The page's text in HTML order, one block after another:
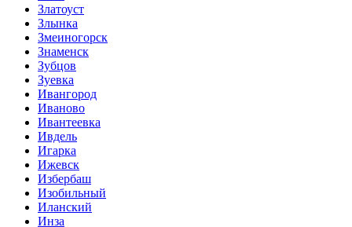
Златоуст
Злынка
Змеиногорск
Знаменск
Зубцов
Зуевка
Ивангород
Иваново
Ивантеевка
Ивдель
Игарка
Ижевск
Избербаш
Изобильный
Иланский
Инза